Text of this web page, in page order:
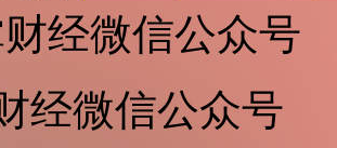
经微信公众号